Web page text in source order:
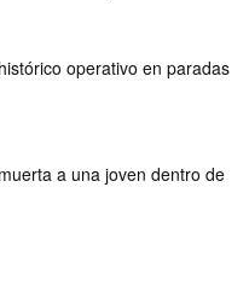
operativo en paradas
a una joven dentro de